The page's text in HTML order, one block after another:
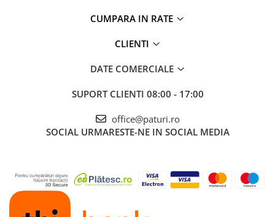
CUMPARA IN RATE
CLIENTI
DATE COMERCIALE
SUPORT CLIENTI 08:00 - 17:00
office@paturi.ro
SOCIAL URMARESTE-NE IN SOCIAL MEDIA